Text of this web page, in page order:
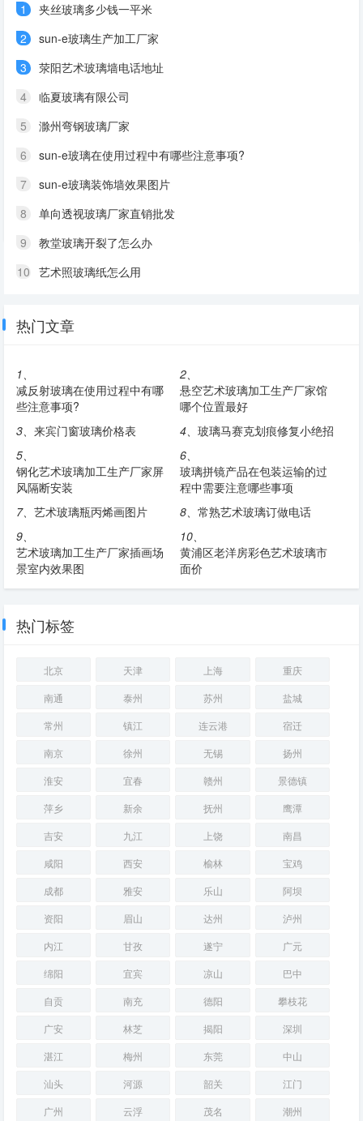
1
夹丝玻璃多少钱一平米
2
sun-e玻璃生产加工厂家
3
荥阳艺术玻璃墙电话地址
4
临夏玻璃有限公司
5
滁州弯钢玻璃厂家
6
sun-e玻璃在使用过程中有哪些注意事项?
7
sun-e玻璃装饰墙效果图片
8
单向透视玻璃厂家直销批发
9
教堂玻璃开裂了怎么办
10 艺术照玻璃纸怎么用
热门文章
1、
减反射玻璃在使用过程中有哪
些注意事项?
2、
悬空艺术玻璃加工生产厂家馆
哪个位置最好
3、 来宾门窗玻璃价格表 4、 玻璃马赛克划痕修复小绝招
5、
钢化艺术玻璃加工生产厂家屏
风隔断安装
6、
玻璃拼镜产品在包装运输的过
程中需要注意哪些事项
7、 艺术玻璃瓶丙烯画图片 8、 常熟艺术玻璃订做电话
9、
艺术玻璃加工生产厂家插画场
景室内效果图
10、
黄浦区老洋房彩色艺术玻璃市
面价
热门标签
北京 天津 上海
重庆
南通
泰州 苏州
盐城
常州
镇江 连云港
宿迁
南京
徐州 无锡
扬州
淮安
宜春 赣州
景德镇
萍乡
新余 抚州
鹰潭
吉安
九江 上饶
南昌
咸阳
西安 榆林
宝鸡
成都
雅安 乐山
阿坝
资阳
眉山 达州
泸州
内江
甘孜 遂宁
广元
绵阳
宜宾 凉山
巴中
自贡
南充 德阳
攀枝花
广安
林芝 揭阳
深圳
湛江
梅州 东莞
中山
汕头
河源 韶关
江门
广州
云浮 茂名 潮州